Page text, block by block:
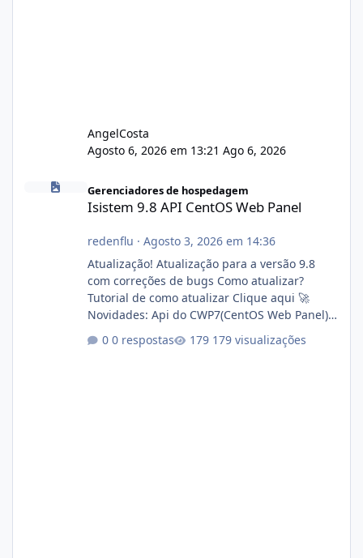
AngelCosta
Agosto 6, 2026 em 13:21 Ago 6, 2026
Isistem 9.8 API CentOS Web Panel
Gerenciadores de hospedagem
Isistem 9.8 API CentOS Web Panel
redenflu · Agosto 3, 2026 em 14:36
Atualização! Atualização para a versão 9.8
com correções de bugs Como atualizar?
Tutorial de como atualizar Clique aqui 🚀
Novidades: Api do CWP7(CentOS Web Panel)
Link publico para consulta de sub.dominio
autorizado a usasr o isistem:
0 respostas 179 visualizações